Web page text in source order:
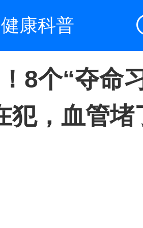
健康科普
8个“夺命
犯，血管堵